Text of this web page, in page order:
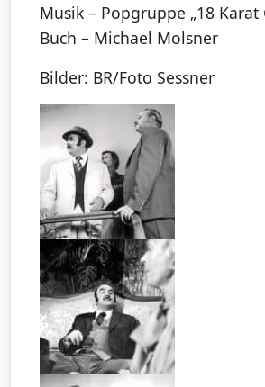
Musik – Popgruppe „18 Karat
Buch – Michael Molsner
Bilder: BR/Foto Sessner